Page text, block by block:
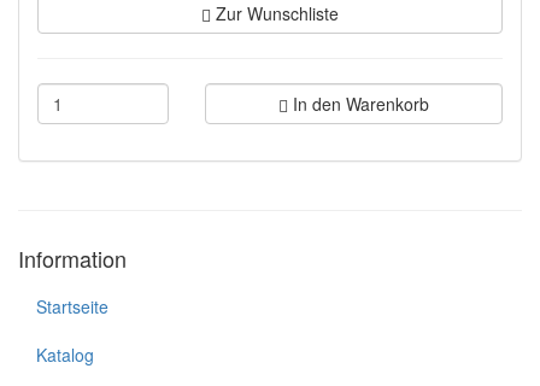
Zur Wunschliste
In den Warenkorb
Information
Startseite
Katalog